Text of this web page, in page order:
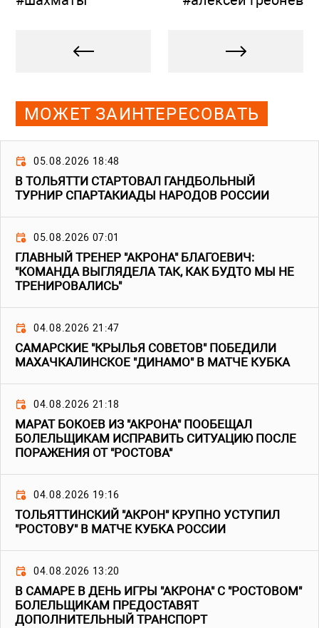
МОЖЕТ ЗАИНТЕРЕСОВАТЬ
05.08.2026 18:48
В ТОЛЬЯТТИ СТАРТОВАЛ ГАНДБОЛЬНЫЙ
ТУРНИР СПАРТАКИАДЫ НАРОДОВ РОССИИ
05.08.2026 07:01
ГЛАВНЫЙ ТРЕНЕР "АКРОНА" БЛАГОЕВИЧ:
"КОМАНДА ВЫГЛЯДЕЛА ТАК, КАК БУДТО МЫ НЕ
ТРЕНИРОВАЛИСЬ"
04.08.2026 21:47
САМАРСКИЕ "КРЫЛЬЯ СОВЕТОВ" ПОБЕДИЛИ
МАХАЧКАЛИНСКОЕ "ДИНАМО" В МАТЧЕ КУБКА
04.08.2026 21:18
МАРАТ БОКОЕВ ИЗ "АКРОНА" ПООБЕЩАЛ
БОЛЕЛЬЩИКАМ ИСПРАВИТЬ СИТУАЦИЮ ПОСЛЕ
ПОРАЖЕНИЯ ОТ "РОСТОВА"
04.08.2026 19:16
ТОЛЬЯТТИНСКИЙ "АКРОН" КРУПНО УСТУПИЛ
"РОСТОВУ" В МАТЧЕ КУБКА РОССИИ
04.08.2026 13:20
В САМАРЕ В ДЕНЬ ИГРЫ "АКРОНА" С "РОСТОВОМ"
БОЛЕЛЬЩИКАМ ПРЕДОСТАВЯТ
ДОПОЛНИТЕЛЬНЫЙ ТРАНСПОРТ